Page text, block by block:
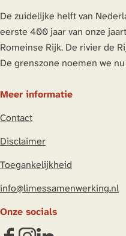
g
i
n
a
p
L
n
k
d
I
n
a
F
c
e
o
o
k
i
a
g
t
A
De zuidelijke helft van
eerste 400 jaar van onze
Romeinse Rijk. De rivier de
De grenszone noemen we
Meer informatie
Contact
Disclaimer
Toegankelijkheid
info@limessamenwerking.nl
Onze socials